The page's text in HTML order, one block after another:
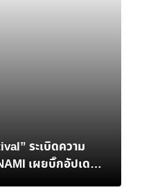
ระเบิดความ
เผยบิ๊กอัปเดต
มปิดฉากศึกชิงแชมป์